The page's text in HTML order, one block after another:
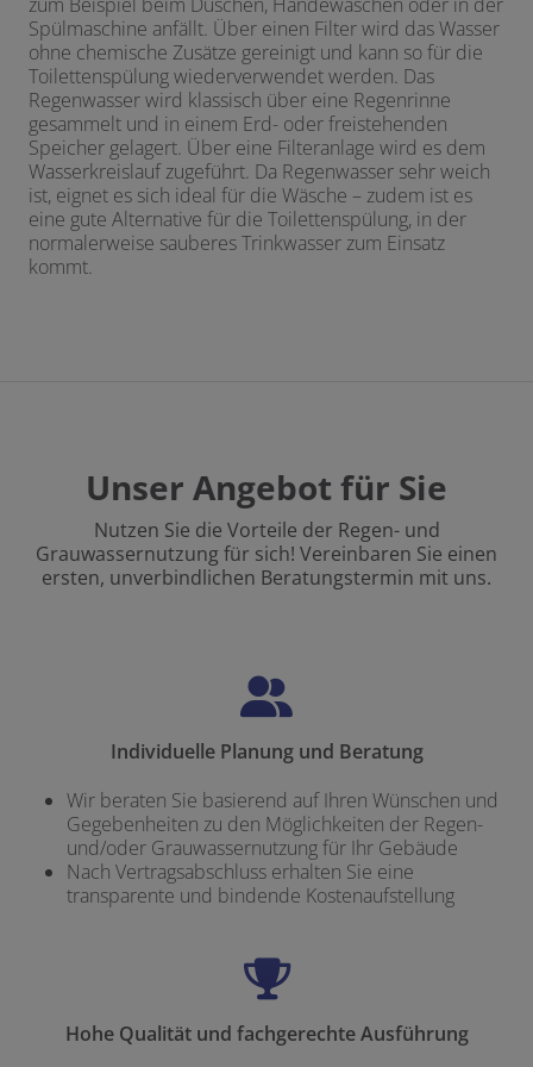
Spülmaschine anfällt. Über einen Filter wird das Wasser
ohne chemische Zusätze gereinigt und kann so für die
Toilettenspülung wiederverwendet werden. Das
Regenwasser wird klassisch über eine Regenrinne
gesammelt und in einem Erd- oder freistehenden
Speicher gelagert. Über eine Filteranlage wird es dem
Wasserkreislauf zugeführt. Da Regenwasser sehr weich
ist, eignet es sich ideal für die Wäsche – zudem ist es
eine gute Alternative für die Toilettenspülung, in der
normalerweise sauberes Trinkwasser zum Einsatz
kommt.
Unser Angebot für Sie
Nutzen Sie die Vorteile der Regen- und
Grauwassernutzung für sich! Vereinbaren Sie einen
ersten, unverbindlichen Beratungstermin mit uns.
Individuelle Planung und Beratung
Wir beraten Sie basierend auf Ihren Wünschen und
Gegebenheiten zu den Möglichkeiten der Regen-
und/oder Grauwassernutzung für Ihr Gebäude
Nach Vertragsabschluss erhalten Sie eine
transparente und bindende Kostenaufstellung
Hohe Qualität und fachgerechte Ausführung